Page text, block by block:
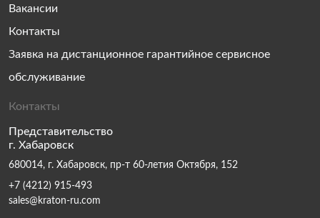
Вакансии
Контакты
Заявка на дистанционное гарантийное сервисное
обслуживание
Контакты
Представительство
г. Хабаровск
680014, г. Хабаровск, пр-т 60-летия Октября, 152
+7 (4212) 915-493
sales@kraton-ru.com